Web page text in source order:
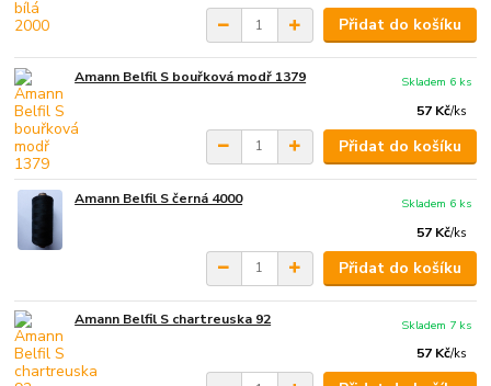
Přidat do košíku
Amann Belfil S bouřková modř 1379
57 Kč/ks
Skladem 6 ks
Přidat do košíku
Amann Belfil S černá 4000
57 Kč/ks
Skladem 6 ks
Přidat do košíku
Amann Belfil S chartreuska 92
57 Kč/ks
Skladem 7 ks